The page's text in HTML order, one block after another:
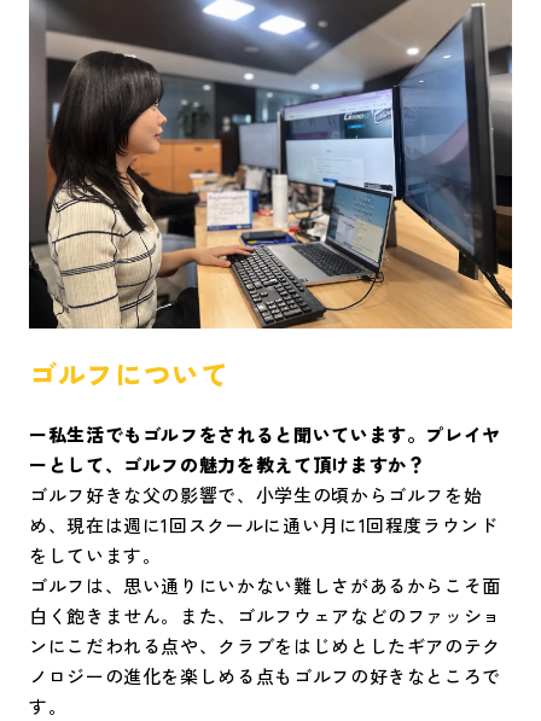
ゴルフについて
ー私生活でもゴルフをされると聞いています。プレイヤ
ーとして、ゴルフの魅力を教えて頂けますか？
ゴルフ好きな父の影響で、小学生の頃からゴルフを始
め、現在は週に1回スクールに通い月に1回程度ラウンド
をしています。
ゴルフは、思い通りにいかない難しさがあるからこそ面
白く飽きません。また、ゴルフウェアなどのファッショ
ンにこだわれる点や、クラブをはじめとしたギアのテク
ノロジーの進化を楽しめる点もゴルフの好きなところで
す。